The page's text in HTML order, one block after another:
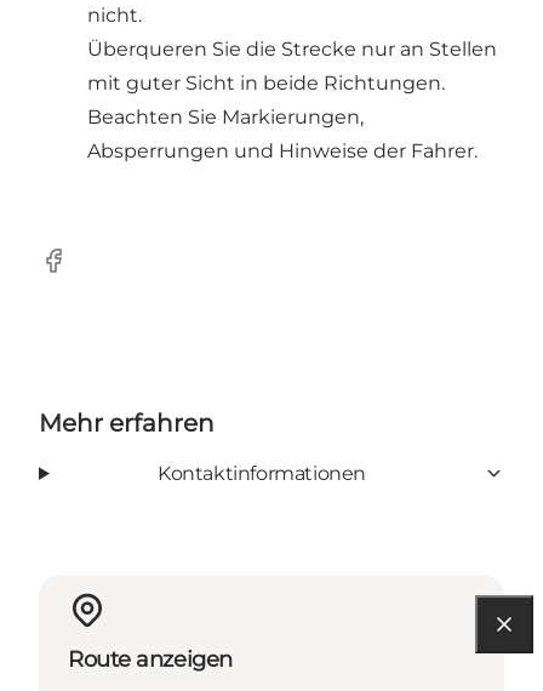
nicht.
Überqueren Sie die Strecke nur an Stellen
mit guter Sicht in beide Richtungen.
Beachten Sie Markierungen,
Absperrungen und Hinweise der Fahrer.
Facebook
Mehr erfahren
Kontaktinformationen
Route anzeigen